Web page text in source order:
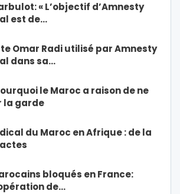
« L’objectif d’Amnesty
est de…
Omar Radi utilisé par Amnesty
dans sa…
le Maroc a raison de ne
la garde
du Maroc en Afrique : de la
bloqués en France:
de…